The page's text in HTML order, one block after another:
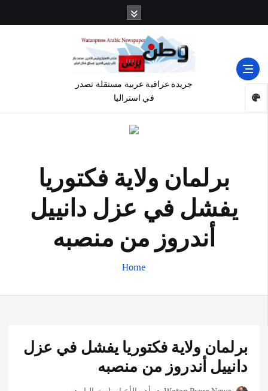
جريدة عراقية عربية مستقلة تصدر
في استراليا
برلمان ولاية فكتوريا
يفشل في عزل دانييل
أندروز من منصبه
Home
برلمان ولاية فكتوريا يفشل في عزل
دانييل أندروز من منصبه